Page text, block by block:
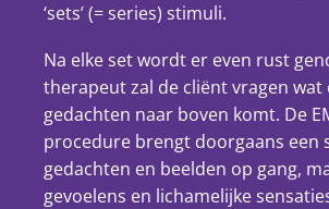
‘sets’ (= series) stimuli.
Na elke set wordt er even rust
therapeut zal de cliënt vragen wat
gedachten naar boven komt. De
procedure brengt doorgaans een
gedachten en beelden op gang,
gevoelens en lichamelijke